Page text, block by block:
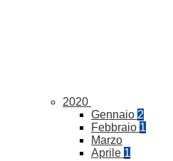
2020
Gennaio 2
Febbraio 1
Marzo
Aprile 1